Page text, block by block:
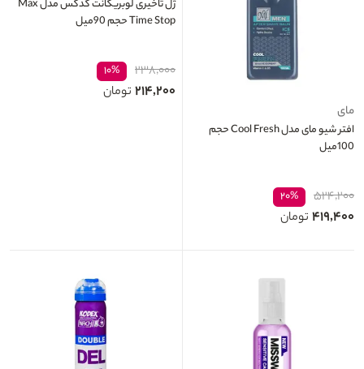
مای
افتر شیو مای مدل Cool Fresh حجم
100میل
۵۲۴,۲۰۰ ۲۰%
۴۱۹,۴۰۰ تومان
ژل تاخیری لوبریکانت کدکس مدل Max
Time Stop حجم 90میل
۲۳۸,۰۰۰ ۱۰%
۲۱۴,۲۰۰ تومان